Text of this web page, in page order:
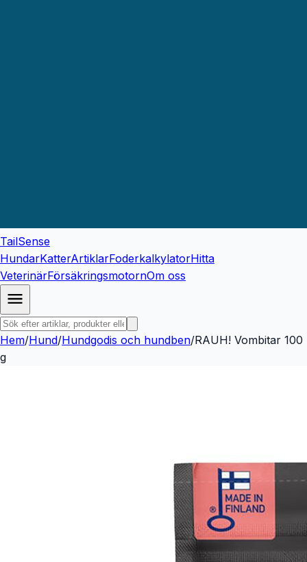
TailSense
HundarKatterArtiklarFoderkalkylatorHitta
VeterinärFörsäkringsmotornOm oss
Hem/Hund/Hundgodis och hundben/RAUH! Vombitar 100
g